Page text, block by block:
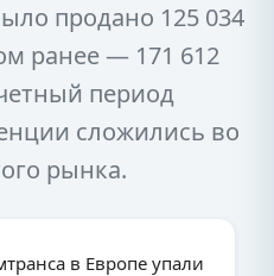
продано 125 034
ранее — 171 612
период
сложились во
рынка.
в Европе упали